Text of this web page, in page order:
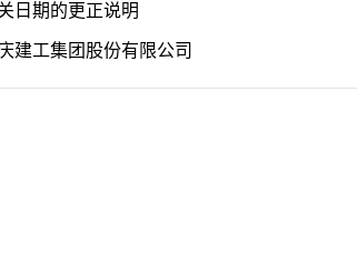
日期的更正说明
建工集团股份有限公司